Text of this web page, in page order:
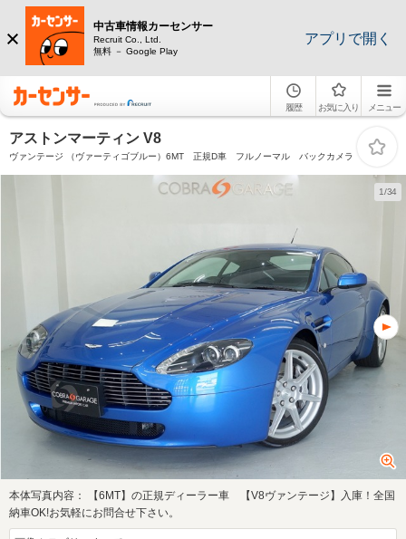
中古車情報カーセンサー
Recruit Co., Ltd.
無料 － Google Play
アプリで開く
履歴 お気に入り メニュー
アストンマーティン V8
ヴァンテージ （ヴァーティゴブルー）6MT 正規D車 フルノーマル バックカメラ
1/34
本体写真内容：
【6MT】の正規ディーラー車 【V8ヴァンテージ】入庫！全国
納車OK!お気軽にお問合せ下さい。